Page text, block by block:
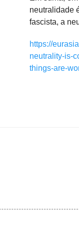
neutralidade
fascista, a
https://
neutrality-is-
things-are-